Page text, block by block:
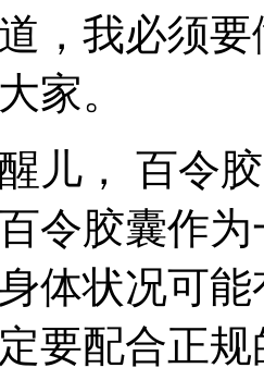
，我必须
家。
儿， 百令
令胶囊作
体状况可
要配合正